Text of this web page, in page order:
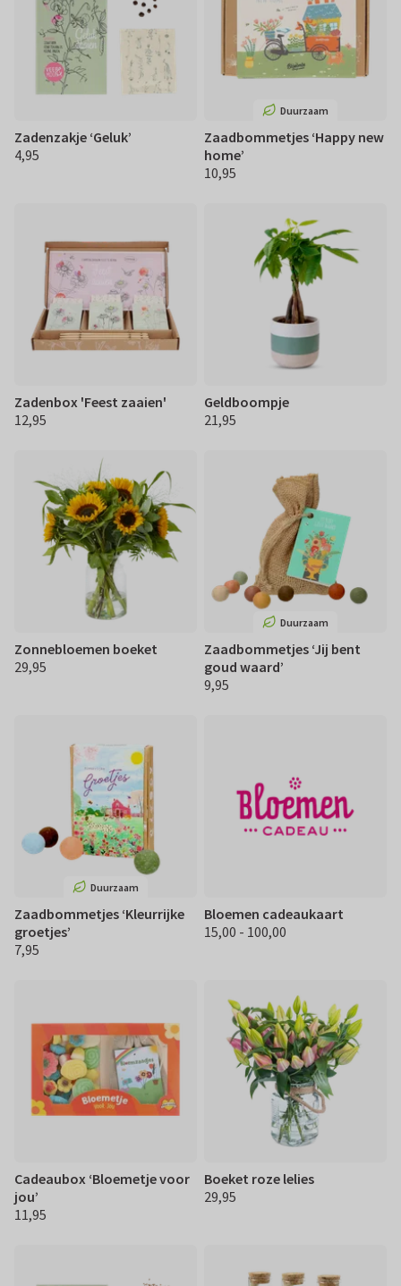
Zadenzakje ‘Geluk’
€ 4,95
4,95
Duurzaam
Zaadbommetjes ‘Happy new
home’
€ 10,95
10,95
Zadenbox 'Feest zaaien'
€ 12,95
12,95
Geldboompje
€ 21,95
21,95
Zonnebloemen boeket
€ 29,95
29,95
Duurzaam
Zaadbommetjes ‘Jij bent
goud waard’
€ 9,95
9,95
Duurzaam
Zaadbommetjes ‘Kleurrijke
groetjes’
€ 7,95
7,95
Bloemen cadeaukaart
€ 15.00 100,00
15,00 - 100,00
Cadeaubox ‘Bloemetje voor
jou’
€ 11,95
11,95
Boeket roze lelies
€ 29,95
29,95